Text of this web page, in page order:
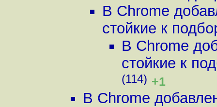
В Chrome
стойкие к
В Chrome
стойкие к
(114) +1
В Chrome